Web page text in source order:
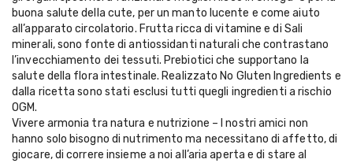
buona salute della cute, per un manto lucente e come aiuto
all’apparato circolatorio. Frutta ricca di vitamine e di Sali
minerali, sono fonte di antiossidanti naturali che contrastano
l’invecchiamento dei tessuti. Prebiotici che supportano la
salute della flora intestinale. Realizzato No Gluten Ingredients e
dalla ricetta sono stati esclusi tutti quegli ingredienti a rischio
OGM.
Vivere armonia tra natura e nutrizione – I nostri amici non
hanno solo bisogno di nutrimento ma necessitano di affetto, di
giocare, di correre insieme a noi all’aria aperta e di stare al